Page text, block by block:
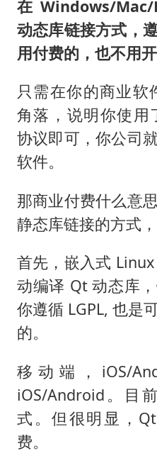
在 Windows/
动态库链接方式，
用付费的，也不用
只需在你的商业
角落，说明你使用
协议即可，你公司
软件。
那商业付费什么意
静态库链接的方式，
首先，嵌入式
动编译 Qt 动态库
你遵循 LGPL, 也是
的。
移动端，iOS/
iOS/Android。目
式。但很明显，
费。